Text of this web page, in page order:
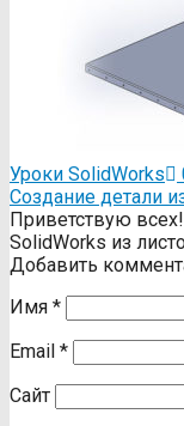
Уроки SolidWorks
Создание детали
Приветствую
SolidWorks из
Добавить
Имя *
Email *
Сайт